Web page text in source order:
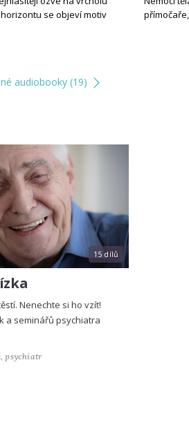
se objeví motiv
audiobooky (19)
15 dílů
Nenechte si ho vzít!
a seminářů psychiatra
psychiatr